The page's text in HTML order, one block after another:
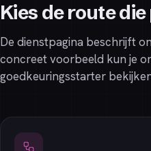
Kies de route
De dienstpagina beschrijft
concreet voorbeeld kun je
goedkeuringsstarter